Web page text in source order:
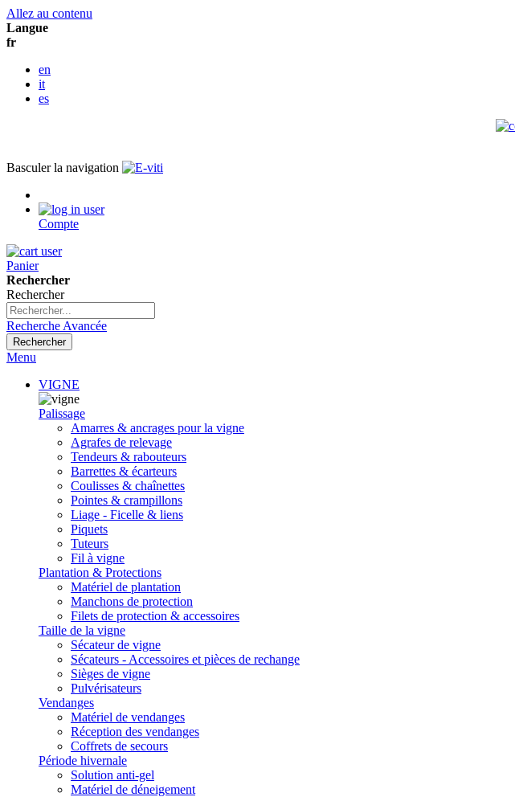
Allez au contenu
Langue
fr
en
it
es
Basculer la navigation
Compte
Panier
Rechercher
Rechercher
Recherche Avancée
Rechercher
Menu
VIGNE
Palissage
Amarres & ancrages pour la vigne
Agrafes de relevage
Tendeurs & rabouteurs
Barrettes & écarteurs
Coulisses & chaînettes
Pointes & crampillons
Liage - Ficelle & liens
Piquets
Tuteurs
Fil à vigne
Plantation & Protections
Matériel de plantation
Manchons de protection
Filets de protection & accessoires
Taille de la vigne
Sécateur de vigne
Sécateurs - Accessoires et pièces de rechange
Sièges de vigne
Pulvérisateurs
Vendanges
Matériel de vendanges
Réception des vendanges
Coffrets de secours
Période hivernale
Solution anti-gel
Matériel de déneigement